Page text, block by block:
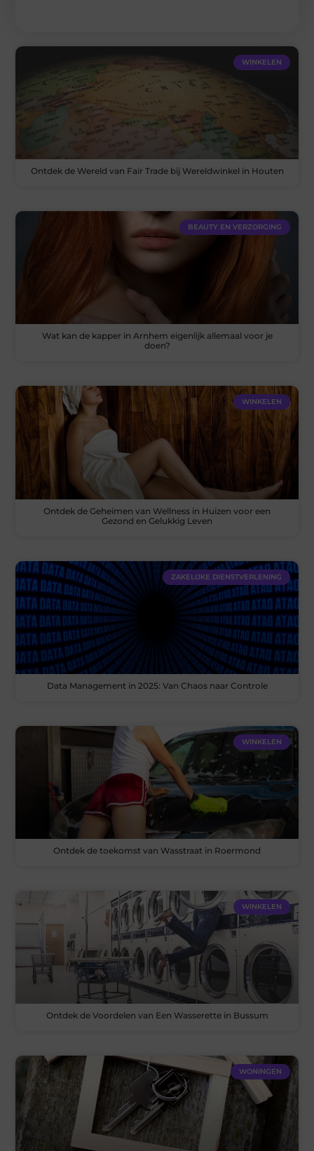
WINKELEN
Ontdek de Wereld van Fair Trade bij Wereldwinkel in Houten
BEAUTY EN VERZORGING
Wat kan de kapper in Arnhem eigenlijk allemaal voor je
doen?
WINKELEN
Ontdek de Geheimen van Wellness in Huizen voor een
Gezond en Gelukkig Leven
ZAKELIJKE DIENSTVERLENING
Data Management in 2025: Van Chaos naar Controle
WINKELEN
Ontdek de toekomst van Wasstraat in Roermond
WINKELEN
Ontdek de Voordelen van Een Wasserette in Bussum
WONINGEN